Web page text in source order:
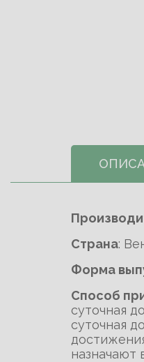
Cтрана:
Форма
Способ
суточная
суточная
назначают